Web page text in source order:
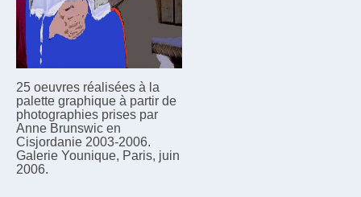
25 oeuvres réalisées à la
palette graphique à partir de
photographies prises par
Anne Brunswic en
Cisjordanie 2003-2006.
Galerie Younique, Paris, juin
2006.